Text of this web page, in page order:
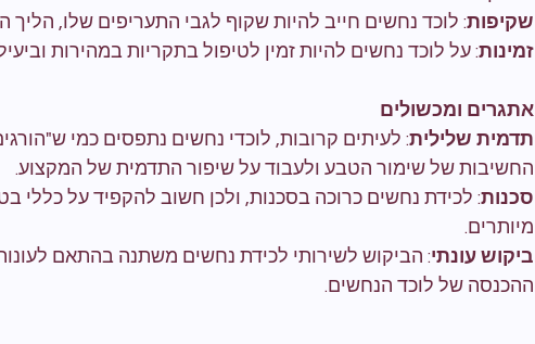
שקיפות: לוכד נחשים חייב להיות שקוף לגבי התעריפים שלו, הליך
זמינות: על לוכד נחשים להיות זמין לטיפול בתקריות במהירות
אתגרים ומכשולים
תדמית שלילית: לעיתים קרובות, לוכדי נחשים נתפסים כמי
החשיבות של שימור הטבע ולעבוד על שיפור התדמית של המקצוע.
סכנות: לכידת נחשים כרוכה בסכנות, ולכן חשוב להקפיד על כללי
מיותרים.
ביקוש עונתי: הביקוש לשירותי לכידת נחשים משתנה בהתאם
ההכנסה של לוכד הנחשים.